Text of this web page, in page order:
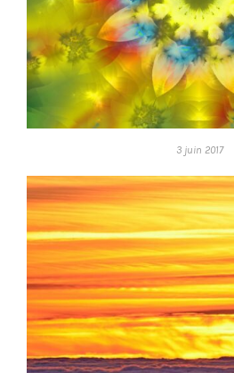
3 juin 2017